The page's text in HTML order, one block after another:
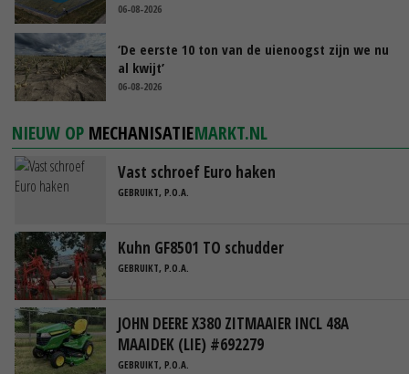
06-08-2026
‘De eerste 10 ton van de uienoogst zijn we nu
al kwijt’
06-08-2026
NIEUW OP MECHANISATIEMARKT.NL
Vast schroef Euro haken
GEBRUIKT, P.O.A.
Kuhn GF8501 TO schudder
GEBRUIKT, P.O.A.
JOHN DEERE X380 ZITMAAIER INCL 48A
MAAIDEK (LIE) #692279
GEBRUIKT, P.O.A.